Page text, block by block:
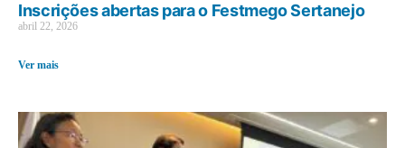
Inscrições abertas para o Festmego Sertanejo
abril 22, 2026
Ver mais